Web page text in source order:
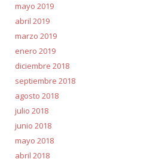
mayo 2019
abril 2019
marzo 2019
enero 2019
diciembre 2018
septiembre 2018
agosto 2018
julio 2018
junio 2018
mayo 2018
abril 2018